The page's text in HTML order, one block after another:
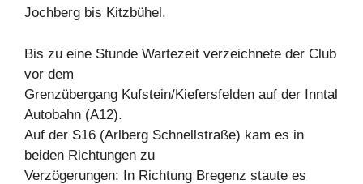
Jochberg bis Kitzbühel.
Bis zu eine Stunde Wartezeit verzeichnete der Club
vor dem
Grenzübergang Kufstein/Kiefersfelden auf der Inntal
Autobahn (A12).
Auf der S16 (Arlberg Schnellstraße) kam es in
beiden Richtungen zu
Verzögerungen: In Richtung Bregenz staute es